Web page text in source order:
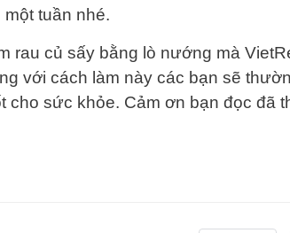
tuần nhé.
rau củ sấy bằng lò nướng mà
với cách làm này các bạn sẽ
cho sức khỏe. Cảm ơn bạn đọc đã